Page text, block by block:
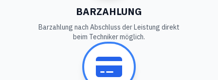
BARZAHLUNG
Barzahlung nach Abschluss der Leistung direkt
beim Techniker möglich.